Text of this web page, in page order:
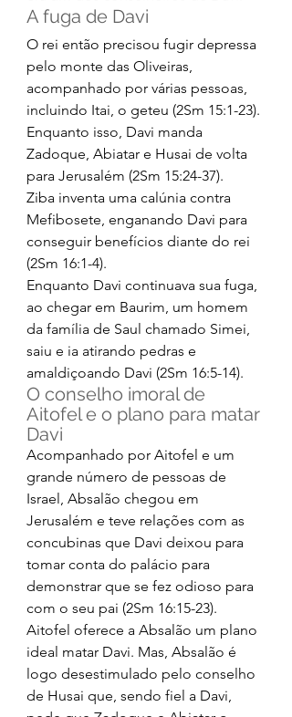
A fuga de Davi
O rei então precisou fugir depressa
pelo monte das Oliveiras,
acompanhado por várias pessoas,
incluindo Itai, o geteu (2Sm 15:1-23).
Enquanto isso, Davi manda
Zadoque, Abiatar e Husai de volta
para Jerusalém (2Sm 15:24-37).
Ziba inventa uma calúnia contra
Mefibosete, enganando Davi para
conseguir benefícios diante do rei
(2Sm 16:1-4).
Enquanto Davi continuava sua fuga,
ao chegar em Baurim, um homem
da família de Saul chamado Simei,
saiu e ia atirando pedras e
amaldiçoando Davi (2Sm 16:5-14).
O conselho imoral de
Aitofel e o plano para matar
Davi
Acompanhado por Aitofel e um
grande número de pessoas de
Israel, Absalão chegou em
Jerusalém e teve relações com as
concubinas que Davi deixou para
tomar conta do palácio para
demonstrar que se fez odioso para
com o seu pai (2Sm 16:15-23).
Aitofel oferece a Absalão um plano
ideal matar Davi. Mas, Absalão é
logo desestimulado pelo conselho
de Husai que, sendo fiel a Davi,